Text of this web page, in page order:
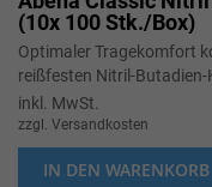
(10x 100 Stk./Box)
Optimaler Tragekomfort
reißfesten Nitril-
inkl. MwSt.
zzgl. Versandkosten
IN DEN WARENKORB